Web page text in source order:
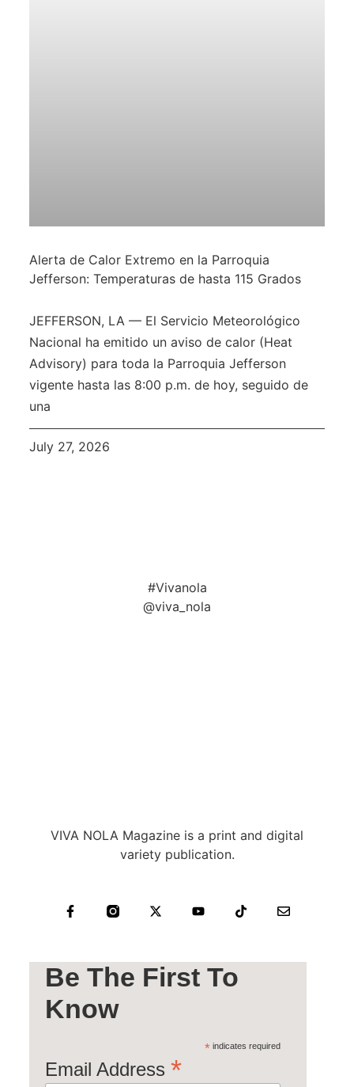
Alerta de Calor Extremo en la Parroquia
Jefferson: Temperaturas de hasta 115 Grados
JEFFERSON, LA — El Servicio Meteorológico
Nacional ha emitido un aviso de calor (Heat
Advisory) para toda la Parroquia Jefferson
vigente hasta las 8:00 p.m. de hoy, seguido de
una
July 27, 2026
#Vivanola
@viva_nola
VIVA NOLA Magazine is a print and digital
variety publication.
Be The First To
Know
* indicates required
Email Address *